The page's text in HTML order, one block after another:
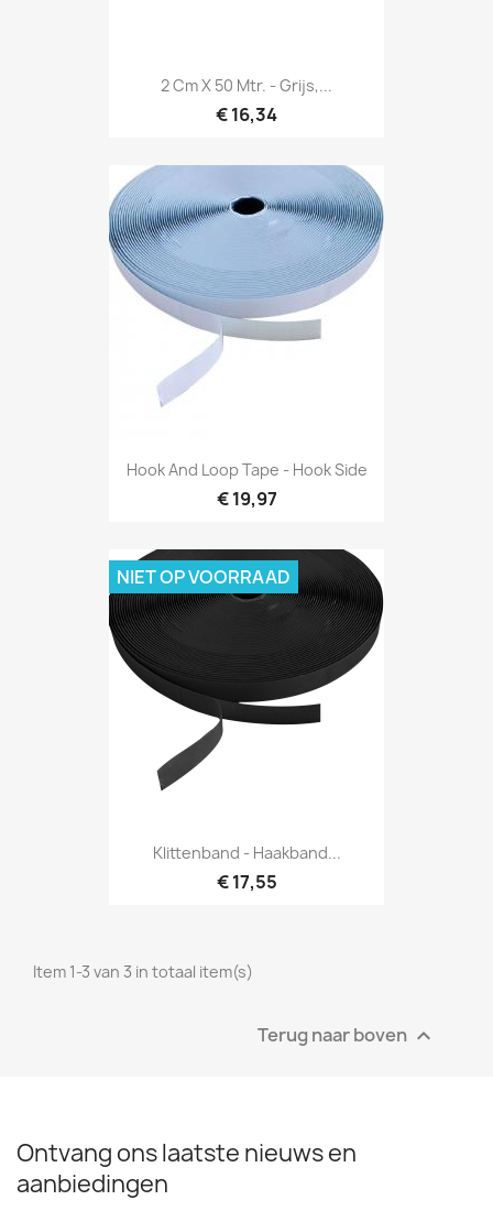
Snel bekijken
2 Cm X 50 Mtr. - Grijs,...
€ 16,34
 Snel bekijken
Hook And Loop Tape - Hook Side
€ 19,97
Snel bekijken
Klittenband - Haakband...
€ 17,55
NIET OP VOORRAAD
Item 1-3 van 3 in totaal item(s)
Terug naar boven 
Ontvang ons laatste nieuws en
aanbiedingen